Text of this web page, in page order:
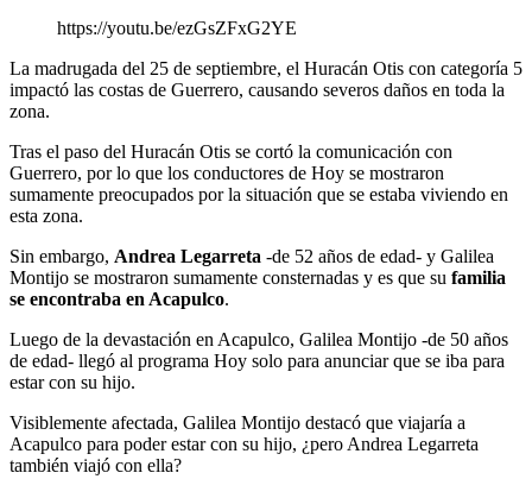
https://youtu.be/ezGsZFxG2YE
La madrugada del 25 de septiembre, el Huracán Otis con categoría 5
impactó las costas de Guerrero, causando severos daños en toda la
zona.
Tras el paso del Huracán Otis se cortó la comunicación con
Guerrero, por lo que los conductores de Hoy se mostraron
sumamente preocupados por la situación que se estaba viviendo en
esta zona.
Sin embargo, Andrea Legarreta -de 52 años de edad- y Galilea
Montijo se mostraron sumamente consternadas y es que su familia
se encontraba en Acapulco.
Luego de la devastación en Acapulco, Galilea Montijo -de 50 años
de edad- llegó al programa Hoy solo para anunciar que se iba para
estar con su hijo.
Visiblemente afectada, Galilea Montijo destacó que viajaría a
Acapulco para poder estar con su hijo, ¿pero Andrea Legarreta
también viajó con ella?